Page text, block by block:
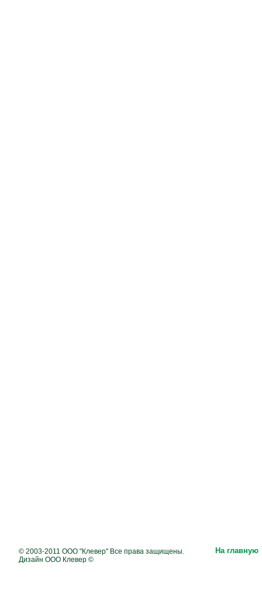
© 2003-2011 ООО "Клевер" Все права защищены.
Дизайн ООО Клевер ©
На главную